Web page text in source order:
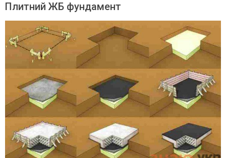
Плитний ЖБ фундамент